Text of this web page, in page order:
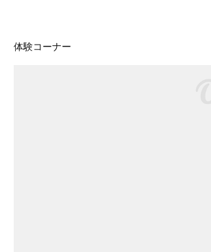
体験コーナー